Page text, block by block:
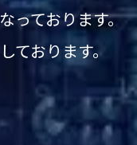
っております。
ております。